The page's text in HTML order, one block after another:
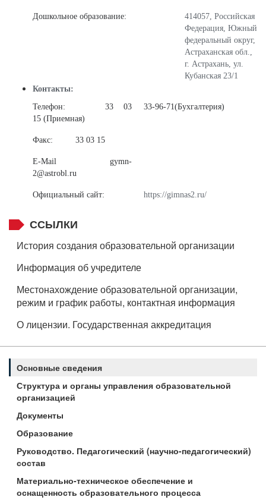
Дошкольное образование:
414057, Российская
Федерация, Южный
федеральный округ,
Астраханская обл.,
г. Астрахань, ул.
Кубанская 23/1
Контакты:
Телефон: 33 03
15 (Приемная)
33-96-71(Бухгалтерия)
Факс: 33 03 15
E-Mail gymn-
2@astrobl.ru
Официальный сайт: https://gimnas2.ru/
ССЫЛКИ
История создания образовательной организации
Информация об учредителе
Местонахождение образовательной организации,
режим и график работы, контактная информация
О лицензии. Государственная аккредитация
Основные сведения
Структура и органы управления образовательной
организацией
Документы
Образование
Руководство. Педагогический (научно-педагогический)
состав
Материально-техническое обеспечение и
оснащенность образовательного процесса